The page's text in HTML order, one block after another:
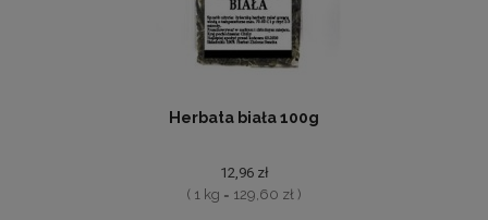
Herbata biała 100g
12,96 zł
( 1 kg = 129,60 zł )